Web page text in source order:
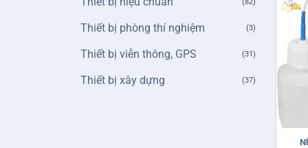
(82)
Thiết bị phòng thí nghiệm (3)
Thiết bị viễn thông, GPS (31)
Thiết bị xây dựng (37)